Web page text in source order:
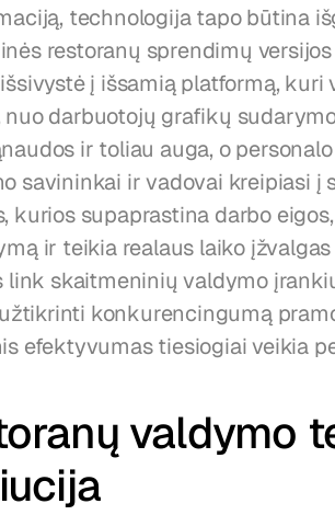
technologija tapo būtina
restoranų sprendimų
į išsamią platformą, kuri
nuo darbuotojų grafikų
ir toliau auga, o
savininkai ir vadovai kreipiasi
kurios supaprastina darbo
ir teikia realaus laiko
link skaitmeninių valdymo
konkurencingumą
efektyvumas tiesiogiai veikia
valdymo